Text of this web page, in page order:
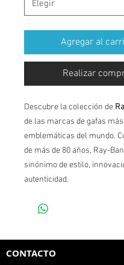
Agregar al
Realizar
Descubre la colección de
de las marcas de gafas más
emblemáticas del mundo.
de más de 80 años, Ray-
sinónimo de estilo,
autenticidad.
CONTACTO